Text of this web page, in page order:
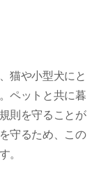
猫や小型犬にと
ペットと共に暮
則を守ることが
守るため、この
。